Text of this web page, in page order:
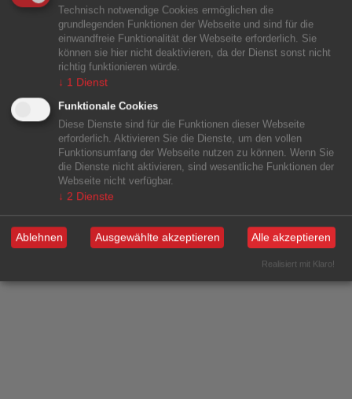
Technisch notwendige Cookies ermöglichen die
grundlegenden Funktionen der Webseite und sind für die
einwandfreie Funktionalität der Webseite erforderlich. Sie
können sie hier nicht deaktivieren, da der Dienst sonst nicht
richtig funktionieren würde.
↓ 1 Dienst
Funktionale Cookies
Diese Dienste sind für die Funktionen dieser Webseite
erforderlich. Aktivieren Sie die Dienste, um den vollen
Funktionsumfang der Webseite nutzen zu können. Wenn Sie
die Dienste nicht aktivieren, sind wesentliche Funktionen der
Webseite nicht verfügbar.
↓ 2 Dienste
Ablehnen Ausgewählte akzeptieren Alle akzeptieren
Realisiert mit Klaro!